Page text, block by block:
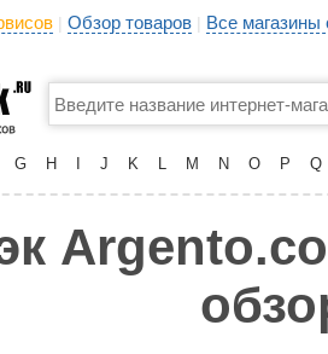
| Обзор товаров | Все
G H J K L M N O P Q